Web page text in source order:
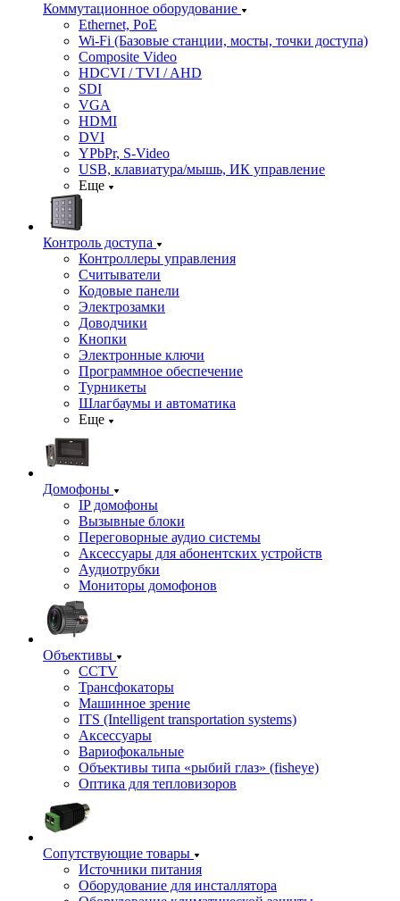
Коммутационное оборудование
Ethernet, PoE
Wi-Fi (Базовые станции, мосты, точки доступа)
Composite Video
HDCVI / TVI / AHD
SDI
VGA
HDMI
DVI
YPbPr, S-Video
USB, клавиатура/мышь, ИК управление
Еще
Контроль доступа
Контроллеры управления
Считыватели
Кодовые панели
Электрозамки
Доводчики
Кнопки
Электронные ключи
Программное обеспечение
Турникеты
Шлагбаумы и автоматика
Еще
Домофоны
IP домофоны
Вызывные блоки
Переговорные аудио системы
Аксессуары для абонентских устройств
Аудиотрубки
Мониторы домофонов
Объективы
CCTV
Трансфокаторы
Машинное зрение
ITS (Intelligent transportation systems)
Аксессуары
Вариофокальные
Объективы типа «рыбий глаз» (fisheye)
Оптика для тепловизоров
Сопутствующие товары
Источники питания
Оборудование для инсталлятора